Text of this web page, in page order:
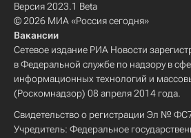
Версия 2023.1 Beta
© 2026 МИА «Россия сегодня»
Вакансии
Сетевое издание РИА Новости
в Федеральной службе по надзору в
информационных технологий и
(Роскомнадзор) 08 апреля 2014 года.
Свидетельство о регистрации Эл №
Учредитель: Федеральное